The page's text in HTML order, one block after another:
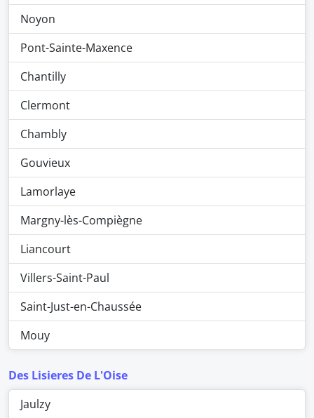
Noyon
Pont-Sainte-Maxence
Chantilly
Clermont
Chambly
Gouvieux
Lamorlaye
Margny-lès-Compiègne
Liancourt
Villers-Saint-Paul
Saint-Just-en-Chaussée
Mouy
Des Lisieres De L'Oise
Jaulzy